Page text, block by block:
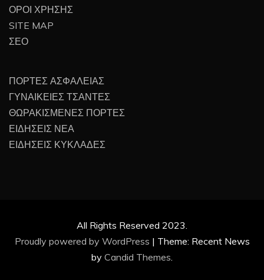
ΟΡΟΙ ΧΡΗΣΗΣ
SITE MAP
ΣΕΟ
ΠΟΡΤΕΣ ΑΣΦΑΛΕΙΑΣ
ΓΥΝΑΙΚΕΙΕΣ ΤΣΑΝΤΕΣ
ΘΩΡΑΚΙΣΜΕΝΕΣ ΠΟΡΤΕΣ
ΕΙΔΗΣΕΙΣ ΝΕΑ
ΕΙΔΗΣΕΙΣ ΚΥΚΛΑΔΕΣ
All Rights Reserved 2023.
Proudly powered by WordPress | Theme: Recent News
by Candid Themes.